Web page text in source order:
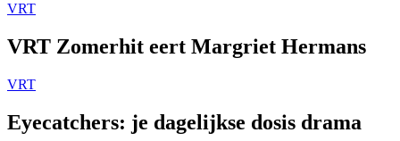
VRT
VRT Zomerhit eert Margriet Hermans
VRT
Eyecatchers: je dagelijkse dosis drama